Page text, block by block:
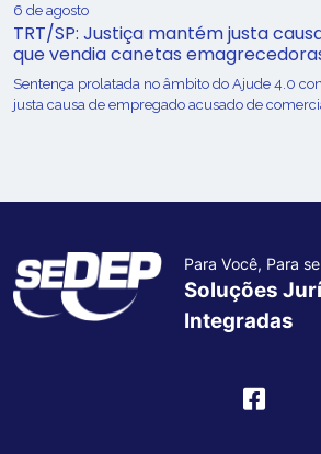
6 de agosto
TRT/SP: Justiça mantém justa
que vendia canetas
Sentença prolatada no âmbito do Ajude 4.0
justa causa de empregado acusado de
Para Você, Para
Soluções
Integradas